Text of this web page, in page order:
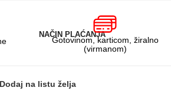
NAČIN PLAĆANJA
Gotovinom, karticom, žiralno
(virmanom)
na listu želja